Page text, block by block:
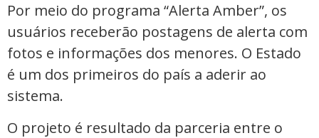
Por meio do programa “Alerta Amber”, os
usuários receberão postagens de alerta com
fotos e informações dos menores. O Estado
é um dos primeiros do país a aderir ao
sistema.
O projeto é resultado da parceria entre o